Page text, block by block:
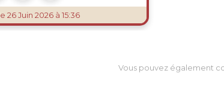
le 26 Juin 2026 à 15:36
Vous pouvez également